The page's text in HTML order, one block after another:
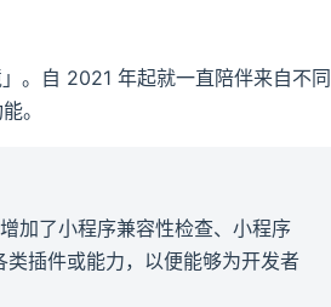
。自 2021 年起就一直陪伴来自不同
。
加了小程序兼容性检查、小程序
插件或能力，以便能够为开发者